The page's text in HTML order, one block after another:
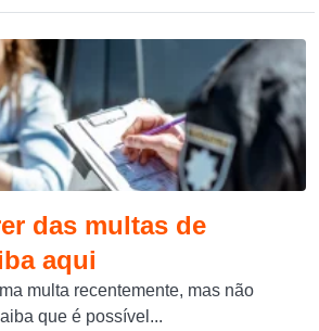
das multas de
aqui
multa recentemente, mas não
que é possível...